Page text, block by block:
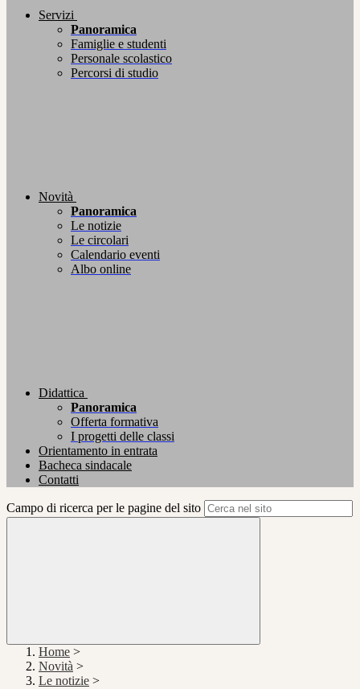
Servizi
Panoramica
Famiglie e studenti
Personale scolastico
Percorsi di studio
Novità
Panoramica
Le notizie
Le circolari
Calendario eventi
Albo online
Didattica
Panoramica
Offerta formativa
I progetti delle classi
Orientamento in entrata
Bacheca sindacale
Contatti
Campo di ricerca per le pagine del sito
Home >
Novità >
Le notizie >